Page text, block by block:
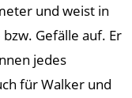
und weist in
Gefälle auf. Er
jedes
für Walker und